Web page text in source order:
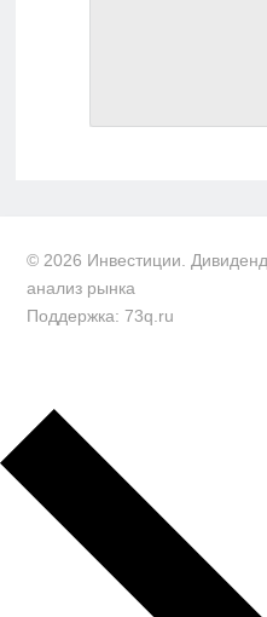
© 2026 Инвестиции.
анализ рынка
Поддержка: 73q.ru